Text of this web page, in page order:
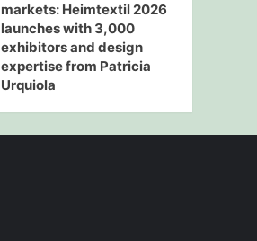
markets: Heimtextil 2026
launches with 3,000
exhibitors and design
expertise from Patricia
Urquiola